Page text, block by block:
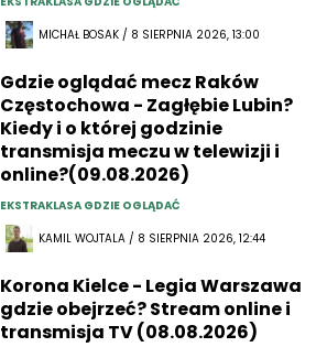
MICHAŁ BOSAK / 8 SIERPNIA 2026, 13:00
Gdzie oglądać mecz Raków
Częstochowa - Zagłębie Lubin?
Kiedy i o której godzinie
transmisja meczu w telewizji i
online?(09.08.2026)
EKSTRAKLASA GDZIE OGLĄDAĆ
KAMIL WOJTALA / 8 SIERPNIA 2026, 12:44
Korona Kielce - Legia Warszawa
gdzie obejrzeć? Stream online i
transmisja TV (08.08.2026)